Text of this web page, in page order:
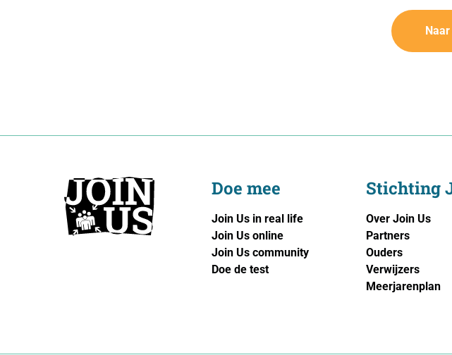
Doe mee
Join Us in real life
Join Us online
Join Us community
Doe de test
Stichting
Over Join Us
Partners
Ouders
Verwijzers
Meerjarenplan